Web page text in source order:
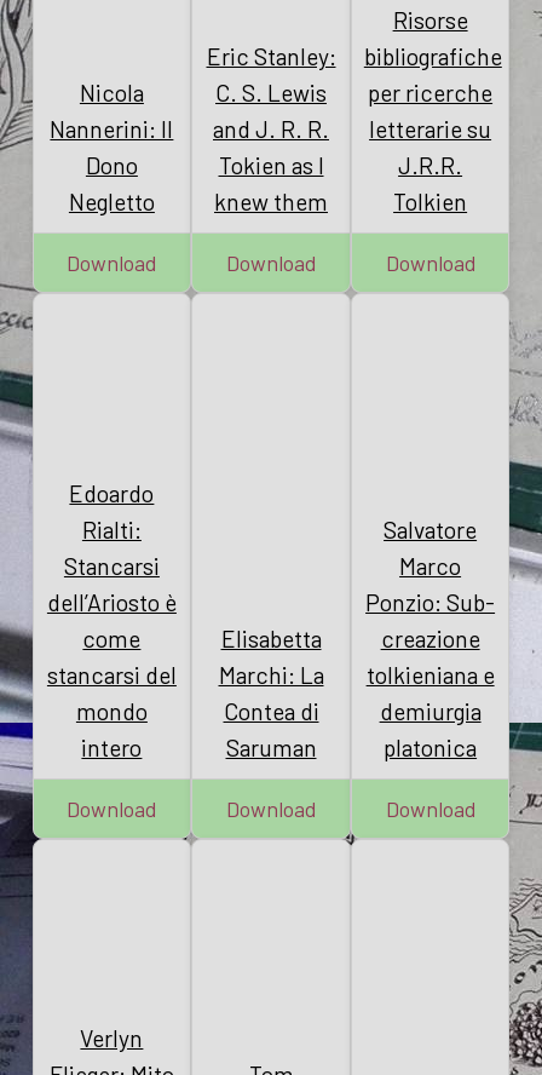
Nicola
Nannerini: Il
Dono
Negletto
Download
Eric Stanley:
C. S. Lewis
and J. R. R.
Tokien as I
knew them
Download
Risorse
bibliografiche
per ricerche
letterarie su
J.R.R.
Tolkien
Download
Edoardo
Rialti:
Stancarsi
dell’Ariosto è
come
stancarsi del
mondo
intero
Download
Elisabetta
Marchi: La
Contea di
Saruman
Download
Salvatore
Marco
Ponzio: Sub-
creazione
tolkieniana e
demiurgia
platonica
Download
Verlyn